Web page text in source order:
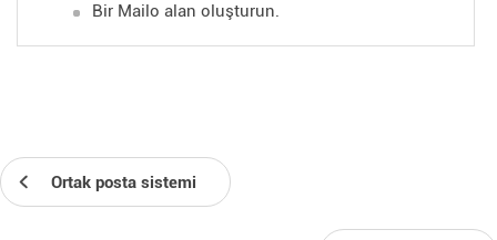
Bir Mailo alan oluşturun.
Ortak posta sistemi